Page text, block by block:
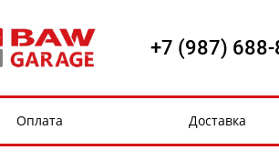
+7 (987)
Оплата Доставка